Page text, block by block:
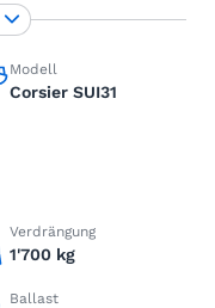
Modell
Corsier SUI31
Verdrängung
1'700 kg
Ballast